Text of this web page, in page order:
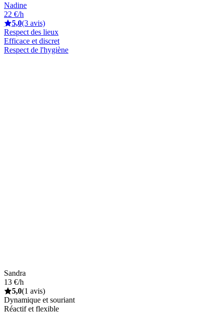
Nadine
22 €/h
5,0(3 avis)
Respect des lieux
Efficace et discret
Respect de l'hygiène
Sandra
13 €/h
5,0(1 avis)
Dynamique et souriant
Réactif et flexible